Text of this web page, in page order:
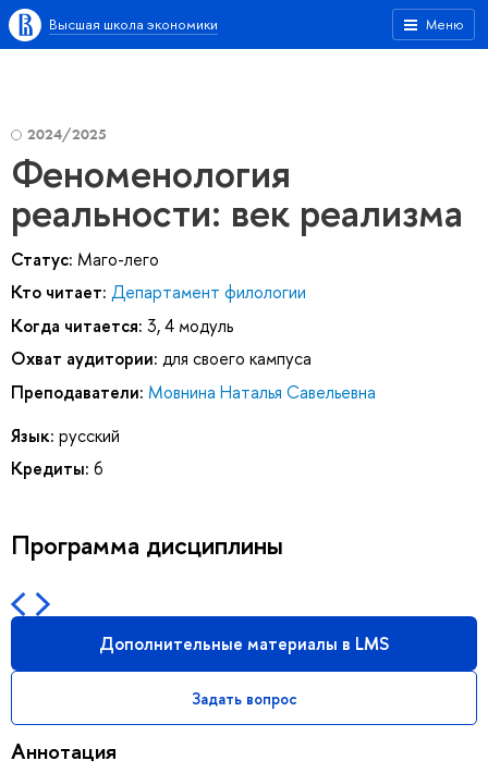
Меню
Высшая школа экономики
2024/2025
Феноменология
реальности: век реализма
Статус: Маго-лего
Кто читает: Департамент филологии
Когда читается: 3, 4 модуль
Охват аудитории: для своего кампуса
Преподаватели: Мовнина Наталья Савельевна
Язык: русский
Кредиты: 6
Программа дисциплины
Дополнительные материалы в LMS
Задать вопрос
Аннотация